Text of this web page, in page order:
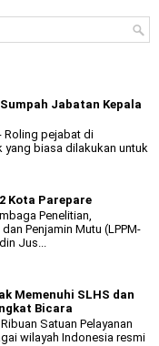
Jabatan Kepala
Roling pejabat di
yang biasa dilakukan untuk
Kota Parepare
Penelitian,
Penjamin Mutu (LPPM-
Jus...
Memenuhi SLHS dan
Bicara
Satuan Pelayanan
wilayah Indonesia resmi